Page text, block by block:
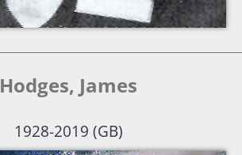
Hodges, James
1928-2019 (GB)